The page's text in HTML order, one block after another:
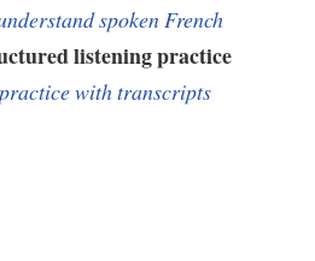
spoken French
listening practice
with transcripts